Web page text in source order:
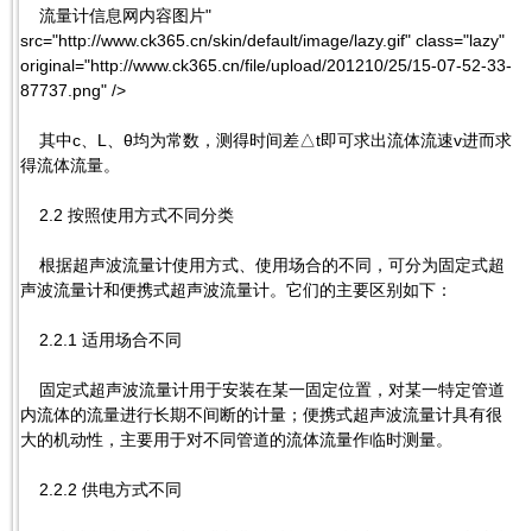
流量计信息网内容图片"
src="http://www.ck365.cn/skin/default/image/lazy.gif" class="lazy"
original="http://www.ck365.cn/file/upload/201210/25/15-07-52-33-
87737.png" />
其中c、L、θ均为常数，测得时间差△t即可求出流体流速v进而求
得流体流量。
2.2 按照使用方式不同分类
根据超声波流量计使用方式、使用场合的不同，可分为固定式超
声波流量计和便携式超声波流量计。它们的主要区别如下：
2.2.1 适用场合不同
固定式超声波流量计用于安装在某一固定位置，对某一特定管道
内流体的流量进行长期不间断的计量；便携式超声波流量计具有很
大的机动性，主要用于对不同管道的流体流量作临时测量。
2.2.2 供电方式不同